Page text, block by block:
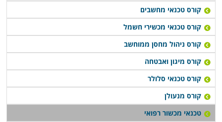
להשתלב במערכות הבריאות הפרטיות והציבוריות השונות,
אפשרויות התעסוקה בתחום הן רבות ומגוונות, שכן ניתן גם
לעסוק בשיווק של מכשור, ולעבור להיבט השיווקי בתחום זה.
בחלק ממוסדות הלימוד גם קיימת מערכת השמת כוח אדם,
ובסיום הקורס מסייעים לתלמידים למצוא מקום תעסוקה
הולם עם שכר גבוה. זהו מקצוע מבוקש, ובכל מערכת
בריאות יש צורך באנשי טכנולוגיה להפעלת המכשור
המקצועי. לימודי קורס טכנאי מכשור רפואי, מתקיימים
קורס טכנאי מחשבים
קורס טכנאי מכשירי חשמל
קורס ניהול מחסן ממוחשב
קורס מיגון ואבטחה
קורס טכנאי סלולר
קורס מנעולן
טכנאי מכשור רפואי